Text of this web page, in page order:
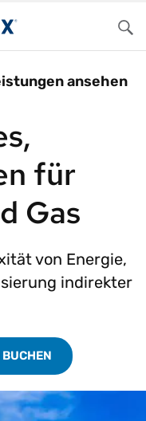
ansehen
für
Gas
von Energie,
indirekter
BUCHEN